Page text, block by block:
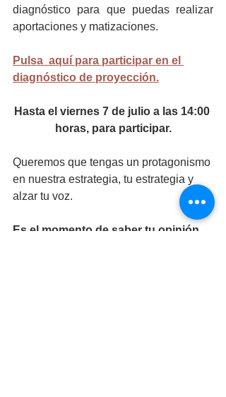
diagnóstico para que puedas realizar
aportaciones y matizaciones.
Pulsa  aquí para participar en el
diagnóstico de proyección.
Hasta el viernes 7 de julio a las 14:00
horas, para participar.
Queremos que tengas un protagonismo
en nuestra estrategia, tu estrategia y
alzar tu voz.
Es el momento de saber tu opinión,